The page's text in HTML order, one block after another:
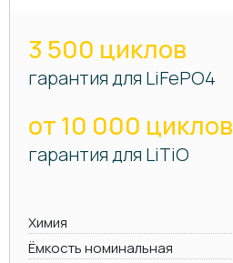
3 500 циклов
гарантия для LiFePO4
от 10 000 циклов
гарантия для LiTiO
Химия
Ёмкость номинальная